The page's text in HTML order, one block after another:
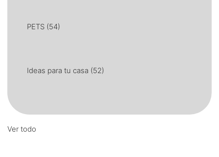
PETS (54)
Ideas para tu casa (52)
Ver todo